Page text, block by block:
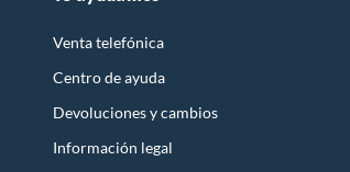
Venta telefónica
Centro de ayuda
Devoluciones y cambios
Información legal